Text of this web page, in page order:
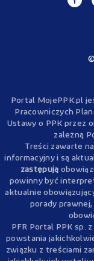
Portal MojePPK.pl
Pracowniczych
Ustawy o PPK przez
zależną
Treści zawarte
informacyjny i są
zastępują
powinny być
aktualnie
porady
PFR Portal PPK sp.
powstania
związku z treściami